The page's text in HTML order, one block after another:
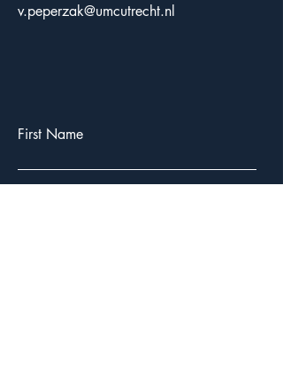
v.peperzak@umcutrecht.nl
First Name